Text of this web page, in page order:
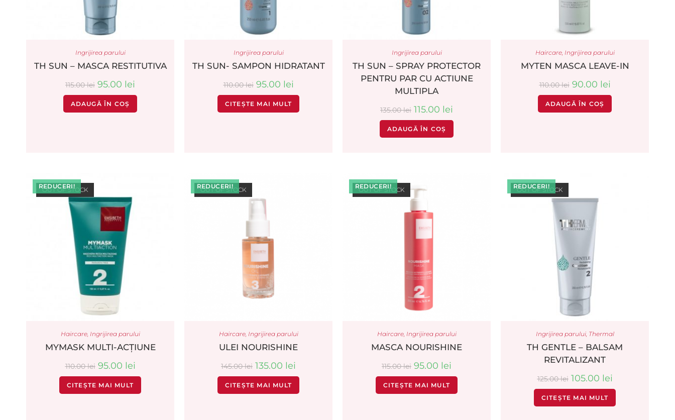
Ingrijirea parului
TH SUN – MASCA RESTITUTIVA
115.00lei 95.00 lei
ADAUGĂ ÎN COȘ
Ingrijirea parului
TH SUN- SAMPON HIDRATANT
110.00lei 95.00 lei
CITEȘTE MAI MULT
Ingrijirea parului
TH SUN – SPRAY PROTECTOR
PENTRU PAR CU ACTIUNE
MULTIPLA
135.00lei 115.00 lei
ADAUGĂ ÎN COȘ
Haircare, Ingrijirea parului
MYTEN MASCA LEAVE-IN
110.00lei 90.00 lei
ADAUGĂ ÎN COȘ
OUT OF STOCK
REDUCERI!
Haircare, Ingrijirea parului
MYMASK MULTI-ACȚIUNE
110.00lei 95.00 lei
CITEȘTE MAI MULT
OUT OF STOCK
REDUCERI!
Haircare, Ingrijirea parului
ULEI NOURISHINE
145.00lei 135.00 lei
CITEȘTE MAI MULT
OUT OF STOCK
REDUCERI!
Haircare, Ingrijirea parului
MASCA NOURISHINE
115.00lei 95.00 lei
CITEȘTE MAI MULT
OUT OF STOCK
REDUCERI!
Ingrijirea parului, Thermal
TH GENTLE – BALSAM
REVITALIZANT
125.00lei 105.00 lei
CITEȘTE MAI MULT